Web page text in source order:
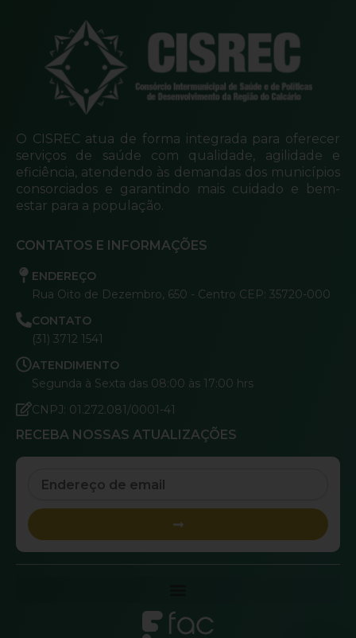
O CISREC atua de forma integrada para oferecer
serviços de saúde com qualidade, agilidade e
eficiência, atendendo às demandas dos municípios
consorciados e garantindo mais cuidado e bem-
estar para a população.
CONTATOS E INFORMAÇÕES
ENDEREÇO
Rua Oito de Dezembro, 650 - Centro CEP: 35720-000
CONTATO
(31) 3712 1541
ATENDIMENTO
Segunda à Sexta das 08:00 às 17:00 hrs
CNPJ: 01.272.081/0001-41
RECEBA NOSSAS ATUALIZAÇÕES
Submit